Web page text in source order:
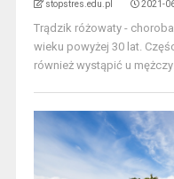
stopstres.edu.pl 2021-
Trądzik różowaty -
wieku powyżej 30 lat.
również wystąpić u